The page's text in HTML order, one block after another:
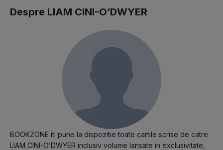
Despre LIAM CINI-O’DWYER
BOOKZONE iti pune la dispozitie toate cartile scrise de catre
LIAM CINI-O’DWYER inclusiv volume lansate in exclusivitate,